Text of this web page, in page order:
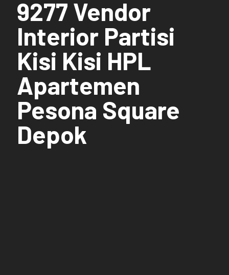
9277 Vendor
Interior Partisi
Kisi Kisi HPL
Apartemen
Pesona Square
Depok